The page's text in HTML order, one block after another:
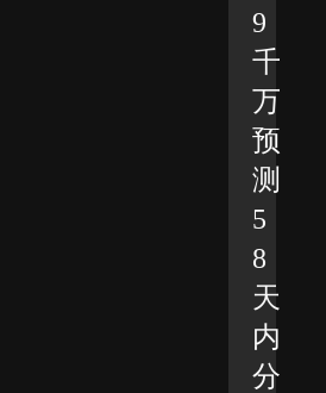
9
千
万
预
测
5
8
天
内
分